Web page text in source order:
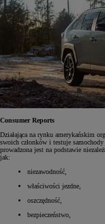
Consumer Reports
Działająca na rynku amerykańskim
swoich członków i testuje
prowadzona jest na podstawie
jak:
niezawodność,
właściwości jezdne,
oszczędność,
bezpieczeństwo,